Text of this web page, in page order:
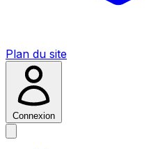
Plan du site
Connexion